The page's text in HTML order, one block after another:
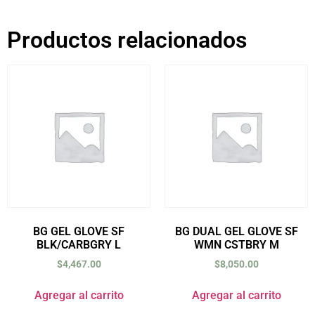
Productos relacionados
BG GEL GLOVE SF
BLK/CARBGRY L
$4,467.00
Agregar al carrito
BG DUAL GEL GLOVE SF
WMN CSTBRY M
$8,050.00
Agregar al carrito